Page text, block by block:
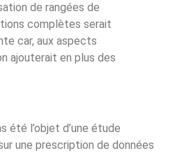
de rangées de
complètes serait
car, aux aspects
ajouterait en plus des
été l’objet d’une étude
une prescription de données